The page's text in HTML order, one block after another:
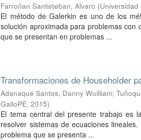
Farroñan Santisteban, Alvaro (Universidad
El método de Galerkin es uno de los
solución aproximada para problemas con
que se presentan en problemas ...
Transformaciones de Householder
Adanaqué Santos, Danny Wuilliam;
GalloPE,2015)
El tema central del presente trabajo es
resolver sistemas de ecuaciones
problema que se presenta ...